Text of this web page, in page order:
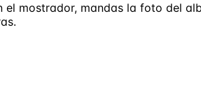
mostrador, mandas la foto del